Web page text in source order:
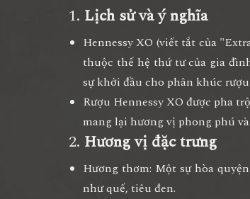
1. Lịch sử và ý nghĩa
Hennessy XO (viết tắt của
thuộc thế hệ thứ tư của gia
sự khởi đầu cho phân khúc rượu
Rượu Hennessy XO được pha
mang lại hương vị phong phú và
2. Hương vị đặc trưng
Hương thơm: Một sự hòa
như quế, tiêu đen.